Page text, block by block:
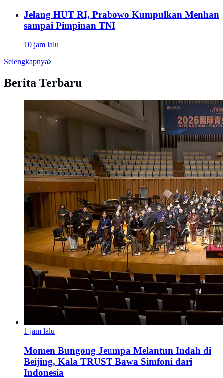
Jelang HUT RI, Prabowo Kumpulkan Menhan
sampai Pimpinan TNI
10 jam lalu
Selengkapnya
Berita Terbaru
1 jam lalu
Momen Bungong Jeumpa Melantun Indah di
Beijing, Kala TRUST Bawa Simfoni dari
Indonesia